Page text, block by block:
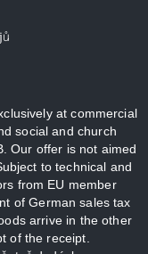
at commercial
social and church
Our offer is not aimed
to technical and
from EU member
of German sales tax
arrive in the other
of the receipt.